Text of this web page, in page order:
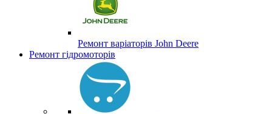
Ремонт варіаторів John Deere
Ремонт гідромоторів